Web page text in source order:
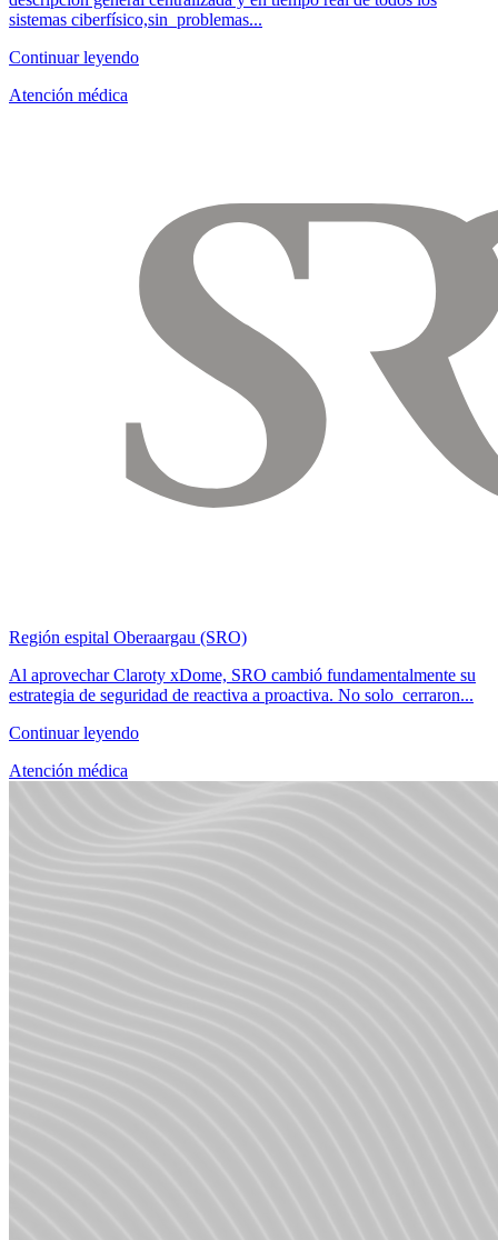
sistemas ciberfísico,sin problemas...
Continuar leyendo
Atención médica
Región espital Oberaargau (SRO)
Al aprovechar Claroty xDome, SRO cambió fundamentalmente su
estrategia de seguridad de reactiva a proactiva. No solo cerraron...
Continuar leyendo
Atención médica